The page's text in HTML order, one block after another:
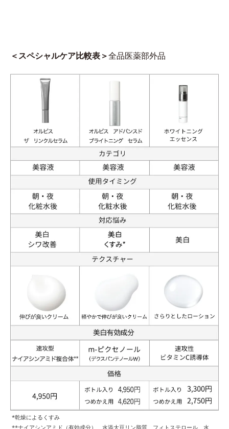
＜スペシャルケア比較表＞全品医薬部外品
*乾燥によるくすみ
**ナイアシンアミド（有効成分）、水添大豆リン脂質、フィトステロール、水